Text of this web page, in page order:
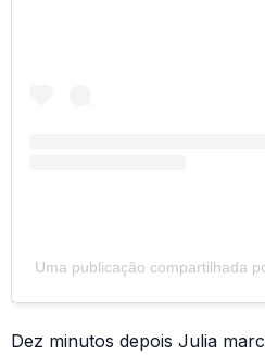
Uma publicação compartilhada
Dez minutos depois Julia